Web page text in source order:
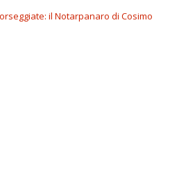
il Notarpanaro di Cosimo